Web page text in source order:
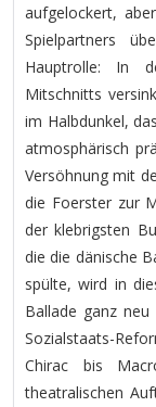
aufgelockert,
Spielpartners
Hauptrolle: In
Mitschnitts
im Halbdunkel,
atmosphärisch
Versöhnung mit
die Foerster zur
der klebrigsten
die die dänische
spülte, wird in
Ballade ganz
Sozialstaats-
Chirac bis
theatralischen